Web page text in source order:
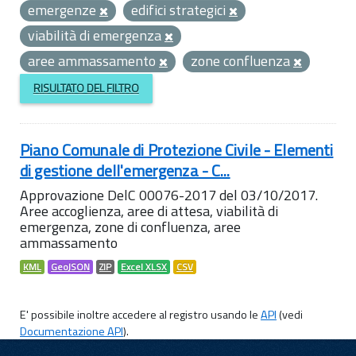
emergenze
edifici strategici
viabilità di emergenza
aree ammassamento
zone confluenza
RISULTATO DEL FILTRO
Piano Comunale di Protezione Civile - Elementi
di gestione dell'emergenza - C...
Approvazione DelC 00076-2017 del 03/10/2017.
Aree accoglienza, aree di attesa, viabilità di
emergenza, zone di confluenza, aree
ammassamento
KML GeoJSON ZIP Excel XLSX CSV
E' possibile inoltre accedere al registro usando leAPI(vedi
Documentazione API).